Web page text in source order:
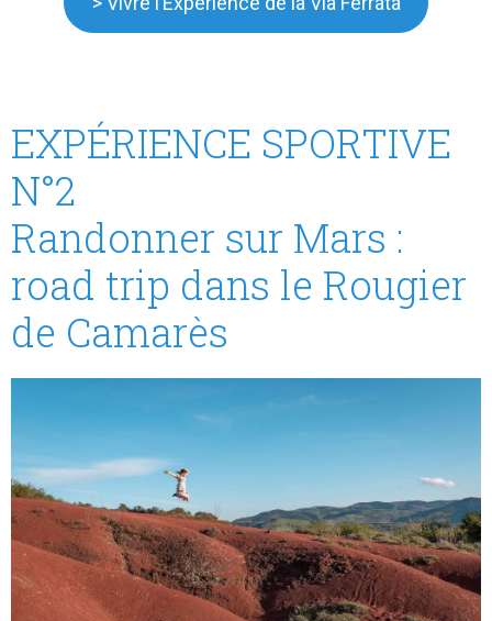
EXPÉRIENCE SPORTIVE
N°2
Randonner sur Mars :
road trip dans le Rougier
de Camarès